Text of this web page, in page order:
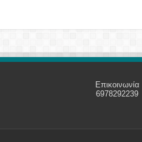
Επικοινωνία
6978292239